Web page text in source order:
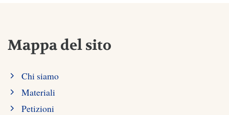
Mappa del sito
Chi siamo
Materiali
Petizioni